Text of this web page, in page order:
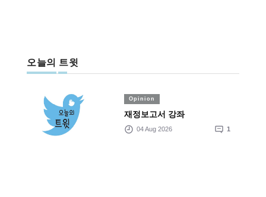
오늘의 트윗
Opinion
재정보고서 강좌
04 Aug 2026 1